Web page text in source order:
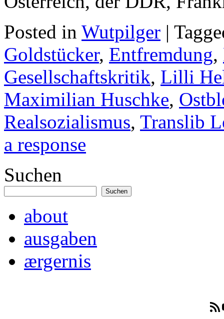
Posted in Wutpilger |
Goldstücker, Entfremdung,
Gesellschaftskritik, Lilli
Maximilian Huschke,
Realsozialismus, Translib
a response
Suchen
Suchen
about
ausgaben
ærgernis
RSS-